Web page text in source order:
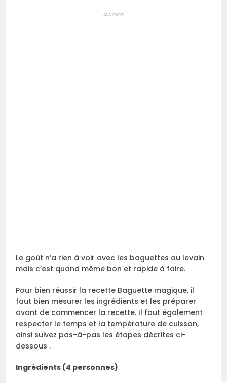
ANNONCE
Le goût n’a rien à voir avec les baguettes au levain
mais c’est quand même bon et rapide à faire.
Pour bien réussir la recette Baguette magique, il
faut bien mesurer les ingrédients et les préparer
avant de commencer la recette. Il faut également
respecter le temps et la température de cuisson,
ainsi suivez pas-à-pas les étapes décrites ci-
dessous .
Ingrédients (4 personnes)